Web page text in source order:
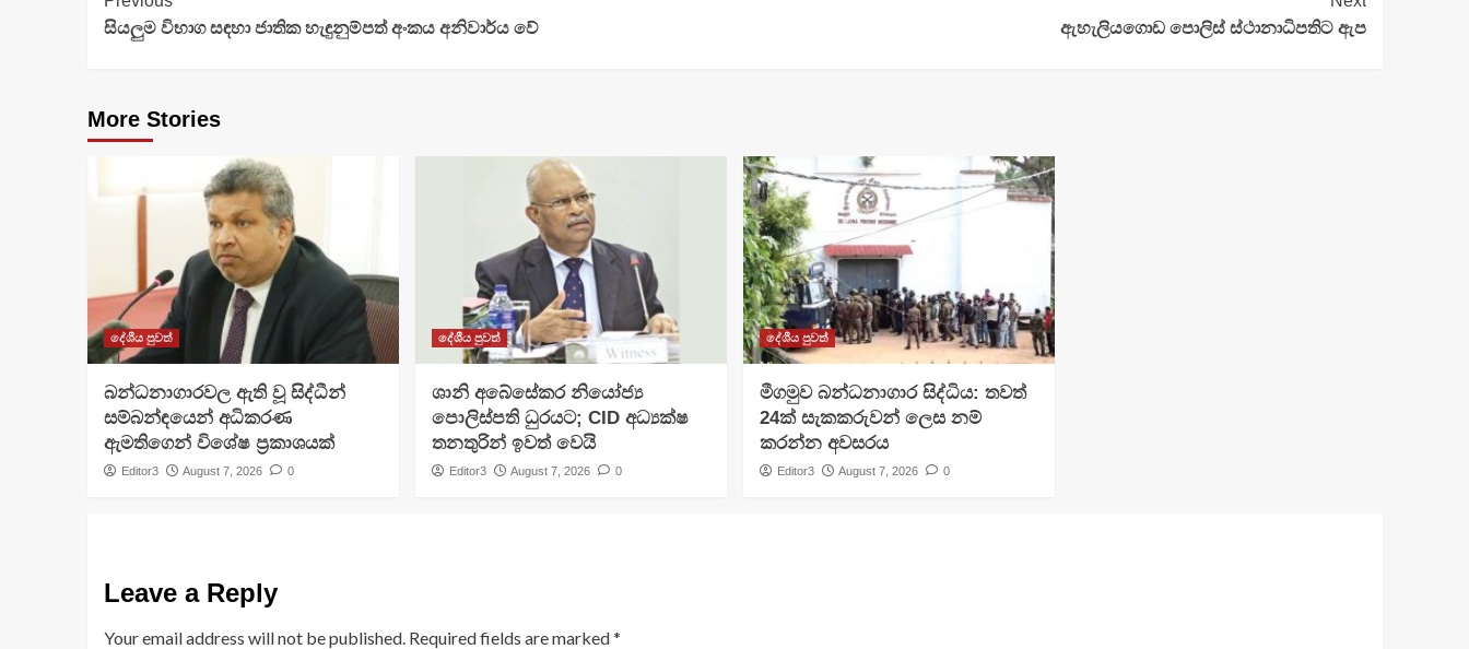
Reading
සියලුම විභාග සඳහා ජාතික හැඳුනුම්පත් අංකය අනිවාර්ය වේ
ඇහැලියගොඩ ‍පොලිස් ස්ථානාධිපතිට ඇප
More Stories
දේශීය පුවත්
බන්ධනාගාරවල ඇති වූ සිද්ධීන්
සම්බන්ඳයෙන් අධිකරණ
ඇමතිගෙන් විශේෂ ප්‍රකාශයක්
Editor3 August 7, 2026 0
දේශීය පුවත්
ශානි අබේසේකර නියෝජ්‍ය
පොලිස්පති ධුරයට; CID අධ්‍යක්ෂ
තනතුරින් ඉවත් වෙයි
Editor3 August 7, 2026 0
දේශීය පුවත්
මීගමුව බන්ධනාගාර සිද්ධිය: තවත්
24ක් සැකකරුවන් ලෙස නම්
කරන්න අවසරය
Editor3 August 7, 2026 0
Leave a Reply
Your email address will not be published. Required fields are marked*